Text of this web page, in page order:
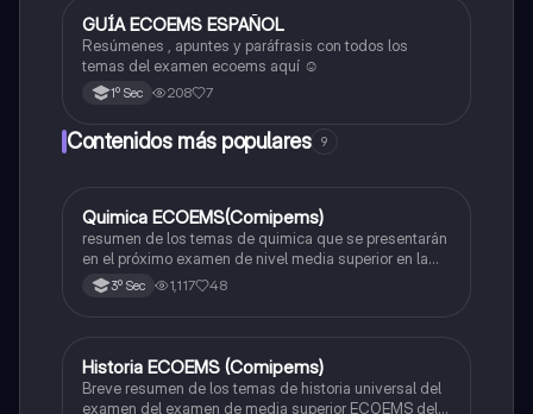
Otros
GUÍA ECOEMS ESPAÑOL
Resúmenes , apuntes y paráfrasis con todos los
temas del examen ecoems aquí ☺️
1º Sec 208 7
Contenidos más populares 9
Química
Quimica ECOEMS(Comipems)
resumen de los temas de quimica que se presentarán
en el próximo examen de nivel media superior en la
zona metropolitana de el valle de México
3º Sec 1,117 48
Historia
Historia ECOEMS (Comipems)
Breve resumen de los temas de historia universal del
examen del examen de media superior ECOEMS del